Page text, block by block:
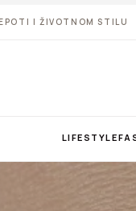
I ŽIVOTNOM STILU
LIFESTYLE